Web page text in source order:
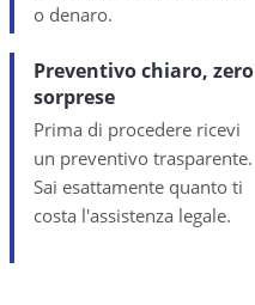
o denaro.
Preventivo chiaro, zero
sorprese
Prima di procedere ricevi
un preventivo trasparente.
Sai esattamente quanto ti
costa l'assistenza legale.